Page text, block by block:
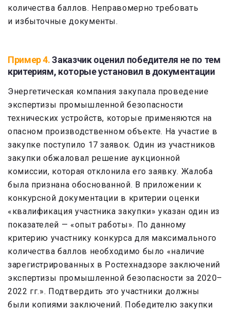
количества баллов. Неправомерно требовать
и избыточные документы.
Пример 4.Заказчик оценил победителя не по тем
критериям, которые установил в документации
Энергетическая компания закупала проведение
экспертизы промышленной безопасности
технических устройств, которые применяются на
опасном производственном объекте. На участие в
закупке поступило 17 заявок. Один из участников
закупки обжаловал решение аукционной
комиссии, которая отклонила его заявку. Жалоба
была признана обоснованной. В приложении к
конкурсной документации в критерии оценки
«квалификация участника закупки» указан один из
показателей — «опыт работы». По данному
критерию участнику конкурса для максимального
количества баллов необходимо было «наличие
зарегистрированных в Ростехнадзоре заключений
экспертизы промышленной безопасности за 2020–
2022 гг.». Подтвердить это участники должны
были копиями заключений. Победителю закупки